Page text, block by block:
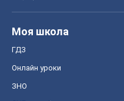
Моя школа
ГДЗ
Онлайн уроки
ЗНО